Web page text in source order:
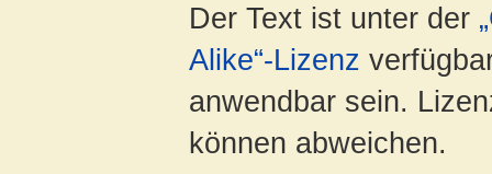
Der Text ist unter der
Alike“-Lizenz
anwendbar sein.
können abweichen.